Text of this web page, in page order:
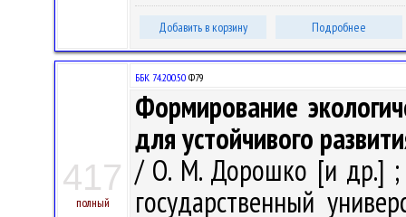
Добавить в корзину Подробнее
417
полный
ББК 74.200.50 Ф79
Формирование
для устойчивого
/ О. М. Дорошко [и др.] ;
государственный